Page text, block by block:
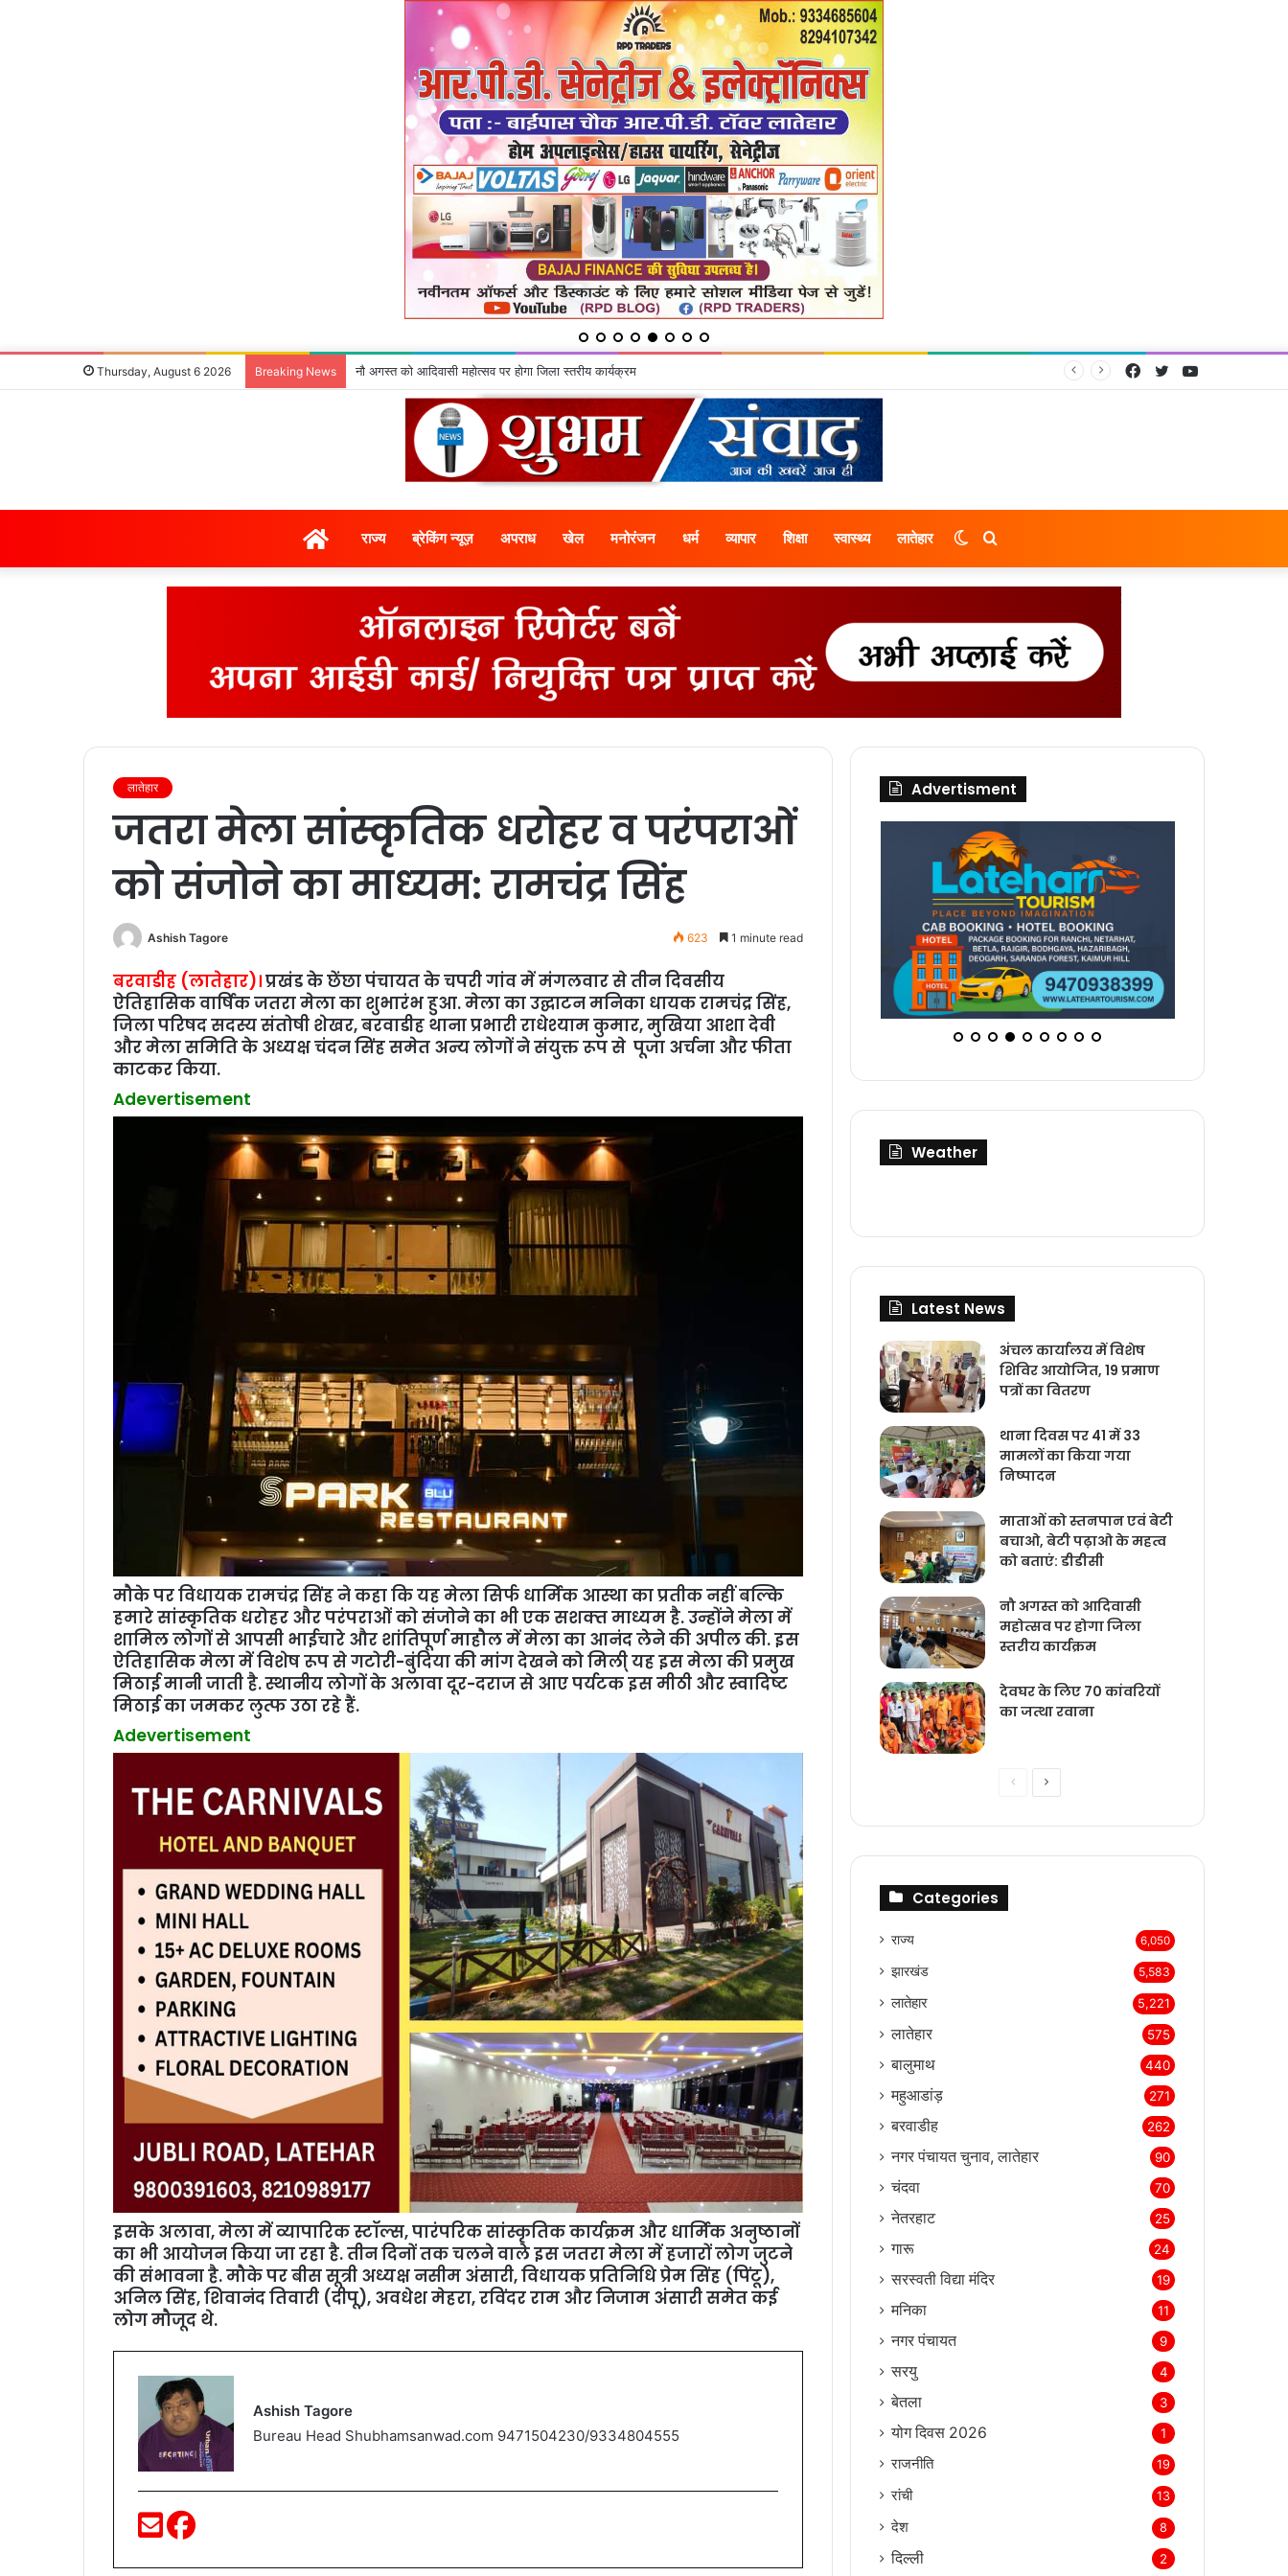
Thursday, August 6 2026 Breaking News देवघर के लिए 70 कांवरियों का जत्था रवाना YouTube
Twitter
Facebook
होम राज्‍य ब्रेकिंग न्यूज़ अपराध खेल मनोरंजन धर्म व्यापार शिक्षा स्वास्थ्य लातेहार Search
Switch
लातेहार
जतरा मेला सांस्‍कृतिक धरोहर व परंपराओं
को संजोने का माध्‍यम: रामचंद्र सिंह
Ashish Tagore 623 1 minute read
बरवाडीह (लातेहार)।प्रखंड के छेंछा पंचायत के चपरी गांव में मंगलवार से तीन दिवसीय
ऐतिहासिक वार्षिक जतरा मेला का शुभारंभ हुआ. मेला का उद्घाटन मनिका धायक रामचंद्र सिंह,
जिला परिषद सदस्य संतोषी शेखर, बरवाडीह थाना प्रभारी राधेश्याम कुमार, मुखिया आशा देवी
और मेला समिति के अध्यक्ष चंदन सिंह समेत अन्य लोगों ने संयुक्त रूप से पूजा अर्चना और फीता
काटकर किया.
Adevertisement
मौके पर विधायक रामचंद्र सिंह ने कहा कि यह मेला सिर्फ धार्मिक आस्था का प्रतीक नहीं बल्कि
हमारे सांस्कृतिक धरोहर और परंपराओं को संजोने का भी एक सशक्‍त माध्यम है. उन्होंने मेला में
शामिल लोगों से आपसी भाईचारे और शांतिपूर्ण माहौल में मेला का आनंद लेने की अपील की. इस
ऐतिहासिक मेला में विशेष रूप से गटोरी-बुंदिया की मांग देखने को मिली् यह इस मेला की प्रमुख
मिठाई मानी जाती है. स्थानीय लोगों के अलावा दूर-दराज से आए पर्यटक इस मीठी और स्वादिष्ट
मिठाई का जमकर लुत्फ उठा रहे हैं.
Adevertisement
इसके अलावा, मेला में व्यापारिक स्टॉल्स, पारंपरिक सांस्कृतिक कार्यक्रम और धार्मिक अनुष्ठानों
का भी आयोजन किया जा रहा है. तीन दिनों तक चलने वाले इस जतरा मेला में हजारों लोग जुटने
की संभावना है. मौके पर बीस सूत्री अध्यक्ष नसीम अंसारी, विधायक प्रतिनिधि प्रेम सिंह (पिंटू),
अनिल सिंह, शिवानंद तिवारी (दीपू), अवधेश मेहरा, रविंदर राम और निजाम अंसारी समेत कई
लोग मौजूद थे.
Ashish Tagore
Bureau Head Shubhamsanwad.com 9471504230/9334804555
Advertisment
Weather
Latest News
अंचल कार्यालय में विशेष
शिविर आयोजित, 19 प्रमाण
पत्रों का वितरण
थाना दिवस पर 41 में 33
मामलों का किया गया
निष्‍पादन
माताओं को स्तनपान एवं बेटी
बचाओ, बेटी पढ़ाओ के महत्व
को बताएं: डीडीसी
नौ अगस्त को आदिवासी
महोत्सव पर होगा जिला
स्तरीय कार्यक्रम
देवघर के लिए 70 कांवरियों
का जत्था रवाना
PreviousNext
Categories
राज्‍य 6,050
झारखंड 5,583
लातेहार 5,221
लातेहार 575
बालुमाथ 440
महुआडांड़ 271
बरवाडीह 262
नगर पंचायत चुनाव, लातेहार 90
चंदवा 70
नेतरहाट 25
गारू 24
सरस्‍वती विद्या मंदिर 19
मनिका 11
नगर पंचायत 9
सरयु 4
बेतला 3
योग दिवस 2026 1
राजनीति 19
रांची 13
देश 8
दिल्‍ली 2